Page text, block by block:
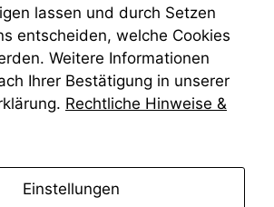
lassen und durch Setzen
entscheiden, welche Cookies
Weitere Informationen
Ihrer Bestätigung in unserer
Rechtliche Hinweise &
Einstellungen